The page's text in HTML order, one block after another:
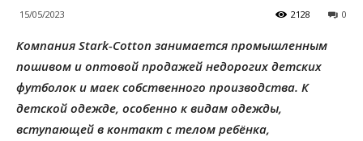
15/05/2023 0
2128
Компания Stark-Cotton занимается промышленным
пошивом и оптовой продажей недорогих детских
футболок и маек собственного производства. К
детской одежде, особенно к видам одежды,
вступающей в контакт с телом ребёнка,